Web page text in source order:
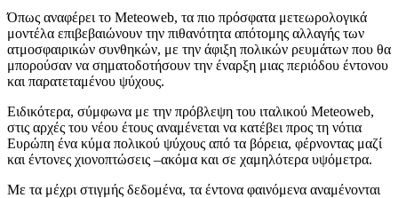
Όπως αναφέρει το Meteoweb, τα πιο πρόσφατα μετεωρολογικά
μοντέλα επιβεβαιώνουν την πιθανότητα απότομης αλλαγής των
ατμοσφαιρικών συνθηκών, με την άφιξη πολικών ρευμάτων που θα
μπορούσαν να σηματοδοτήσουν την έναρξη μιας περιόδου έντονου
και παρατεταμένου ψύχους.
Ειδικότερα, σύμφωνα με την πρόβλεψη του ιταλικού Meteoweb,
στις αρχές του νέου έτους αναμένεται να κατέβει προς τη νότια
Ευρώπη ένα κύμα πολικού ψύχους από τα βόρεια, φέρνοντας μαζί
και έντονες χιονοπτώσεις –ακόμα και σε χαμηλότερα υψόμετρα.
Με τα μέχρι στιγμής δεδομένα, τα έντονα φαινόμενα αναμένονται